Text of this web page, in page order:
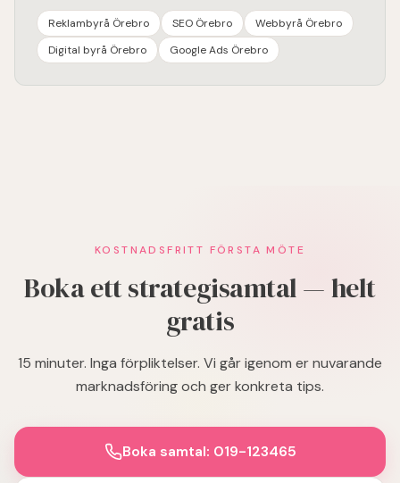
Reklambyrå Örebro SEO Örebro
Webbyrå Örebro
Digital byrå Örebro
Google Ads Örebro
KOSTNADSFRITT FÖRSTA MÖTE
Boka ett strategisamtal — helt
gratis
15 minuter. Inga förpliktelser. Vi går igenom er nuvarande
marknadsföring och ger konkreta tips.
Boka samtal: 019-123465